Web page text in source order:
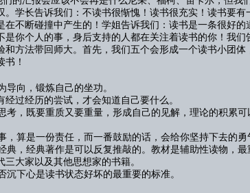
学长告诉我们：不读书很惭愧！读书很充实！读书要
不断碰撞中产生的！学姐告诉我们：读书是一条很好
你个人的事，身后支持的人都在关注着读书的你！我
方法带回师大。首先，我们五个会形成一个读书小团
！
向，锻炼自己的坐功。
过经历的尝试，才会知道自己要什么。
，既要重质又要重量，形成自己的见解，理论的积累可
算是一份责任，而一番鼓励的话，会给你坚持下去的勇
，经典著作是可以反复推敲的。教材是辅助性读物，最
大家以及其他思想家的书籍。
下心是读书状态好坏的最重要的标准。